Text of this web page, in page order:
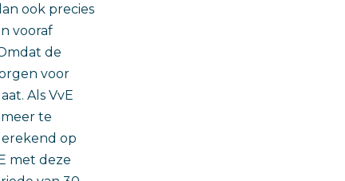
ook precies
vooraf
de
voor
Als VvE
te
op
met deze